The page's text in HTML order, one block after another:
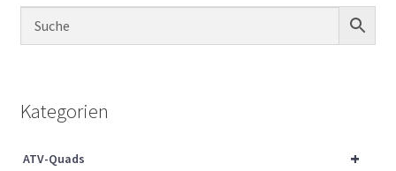
Sachs Ersatzteile
Über uns
Kategorien
+
ATV-Quads